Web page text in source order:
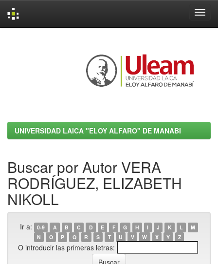
UNIVERSIDAD LAICA "ELOY ALFARO" DE MANABI
Buscar por Autor VERA
RODRÍGUEZ, ELIZABETH
NIKOLL
Ir a: 0-9 A B C D E F G H I J K L
M
N
O P Q R S T U V W X Y Z
O introducir las primeras letras: